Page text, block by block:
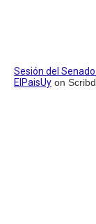
Sesión del
ElPaisUy on Scribd